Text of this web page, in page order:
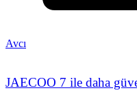
Avcı
JAECOO 7 ile daha